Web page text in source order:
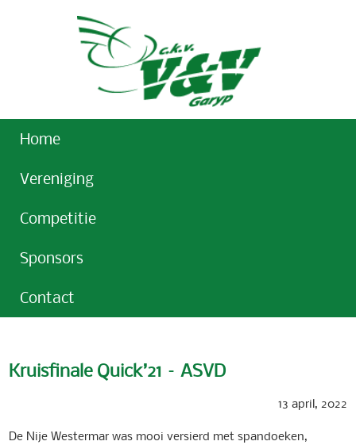
Home
Vereniging
Competitie
Sponsors
Contact
Kruisfinale Quick’21 – ASVD
13 april, 2022
De Nije Westermar was mooi versierd met spandoeken,